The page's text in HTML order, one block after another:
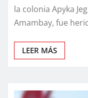
la colonia Apyka
Amambay, fue
LEER MÁS